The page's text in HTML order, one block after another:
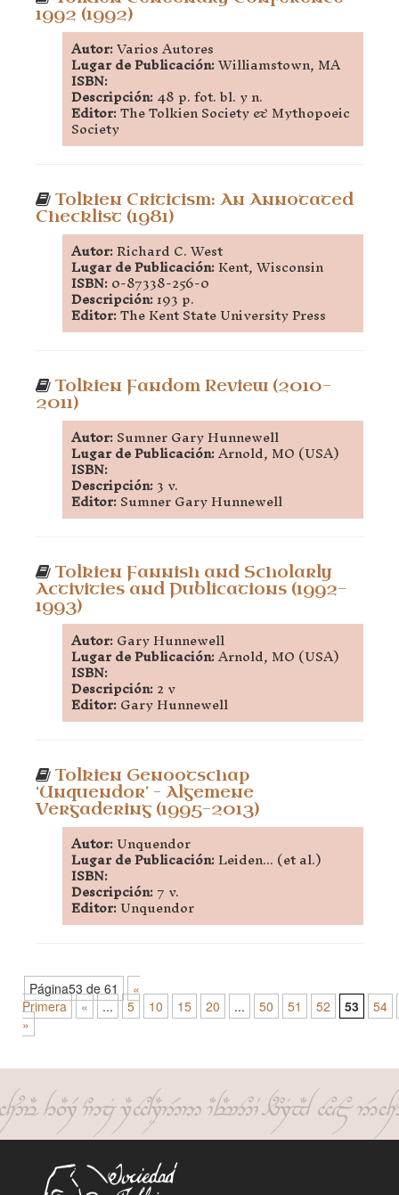
1992 (1992)
Autor:Varios Autores
Lugar de Publicación:Williamstown, MA
ISBN:
Descripción:48 p. fot. bl. y n.
Editor:The Tolkien Society & Mythopoeic
Society
Tolkien Criticism: An Annotated
Checklist (1981)
Autor:Richard C. West
Lugar de Publicación:Kent, Wisconsin
ISBN:0-87338-256-0
Descripción:193 p.
Editor:The Kent State University Press
Tolkien Fandom Review (2010-
2011)
Autor:Sumner Gary Hunnewell
Lugar de Publicación:Arnold, MO (USA)
ISBN:
Descripción:3 v.
Editor:Sumner Gary Hunnewell
Tolkien Fannish and Scholarly
Activities and Publications (1992-
1993)
Autor:Gary Hunnewell
Lugar de Publicación:Arnold, MO (USA)
ISBN:
Descripción:2 v
Editor:Gary Hunnewell
Tolkien Genootschap
‘Unquendor’ – Algemene
Vergadering (1995-2013)
Autor:Unquendor
Lugar de Publicación:Leiden... (et al.)
ISBN:
Descripción:7 v.
Editor:Unquendor
Página53 de 61
«
Primera
« ... 5 10 15 20 ... 50 51 52 53
54
»